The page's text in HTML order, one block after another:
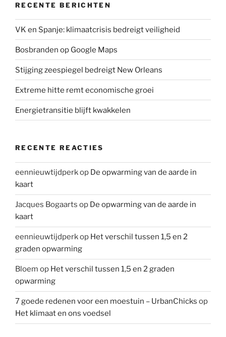
RECENTE BERICHTEN
VK en Spanje: klimaatcrisis bedreigt veiligheid
Bosbranden op Google Maps
Stijging zeespiegel bedreigt New Orleans
Extreme hitte remt economische groei
Energietransitie blijft kwakkelen
RECENTE REACTIES
eennieuwtijdperkop De opwarming van de aarde in
kaart
Jacques Bogaarts op De opwarming van de aarde in
kaart
eennieuwtijdperkop Het verschil tussen 1,5 en 2
graden opwarming
Bloem op Het verschil tussen 1,5 en 2 graden
opwarming
7 goede redenen voor een moestuin – UrbanChicks op
Het klimaat en ons voedsel